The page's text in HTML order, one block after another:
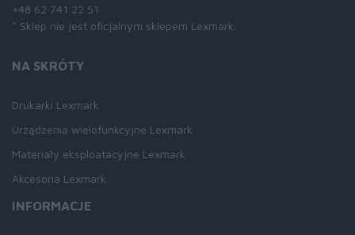
+48 62 741 22 51
* Sklep nie jest oficjalnym sklepem Lexmark.
NA SKRÓTY
Drukarki Lexmark
Urządzenia wielofunkcyjne Lexmark
Materiały eksploatacyjne Lexmark
Akcesoria Lexmark
INFORMACJE